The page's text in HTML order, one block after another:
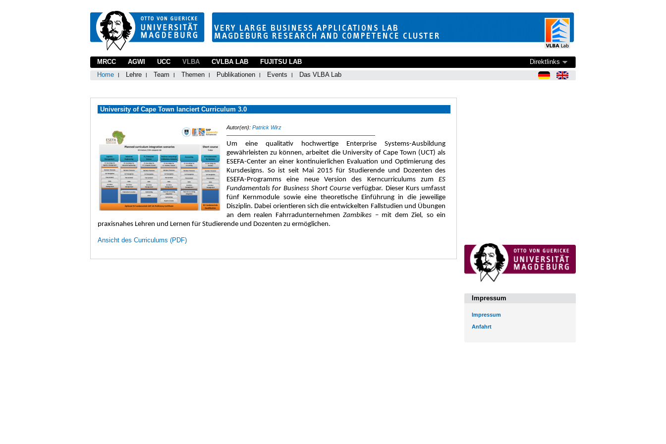
MRCC AGWI UCC
VLBA
Home
Lehre Team Themen Publikationen Events Das VLBA Lab
CVLBA LAB FUJITSU LAB Direktlinks
University of Cape Town lanciert Curriculum 3.0
Autor(en): Patrick Wirz
Um eine qualitativ hochwertige Enterprise Systems-Ausbildung
gewährleisten zu können, arbeitet die University of Cape Town (UCT) als
ESEFA-Center an einer kontinuierlichen Evaluation und Optimierung des
Kursdesigns. So ist seit Mai 2015 für Studierende und Dozenten des
ESEFA-Programms eine neue Version des Kerncurriculums zumES
Fundamentals for Business Short Course verfügbar. Dieser Kurs umfasst
fünf Kernmodule sowie eine theoretische Einführung in die jeweilige
Disziplin. Dabei orientieren sich die entwickelten Fallstudien und Übungen
an dem realen FahrradunternehmenZambikes – mit dem Ziel, so ein
praxisnahes Lehren und Lernen für Studierende und Dozenten zu ermöglichen.
Ansicht des Curriculums (PDF)
Impressum
Impressum
Anfahrt